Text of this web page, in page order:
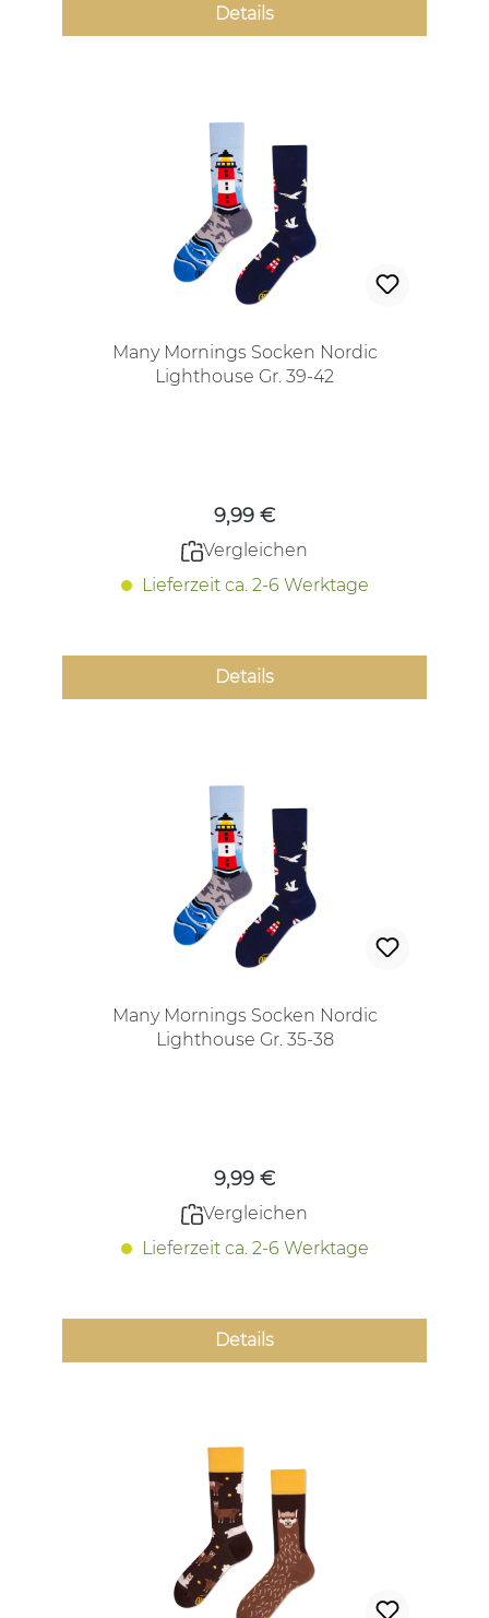
Details
Many Mornings Socken Nordic
Lighthouse Gr. 39-42
9,99 €
Vergleichen
Lieferzeit ca. 2-6 Werktage
Details
Many Mornings Socken Nordic
Lighthouse Gr. 35-38
9,99 €
Vergleichen
Lieferzeit ca. 2-6 Werktage
Details